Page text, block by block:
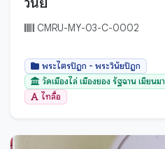
CMRU-MY-03-C-0002
พระไตรปิฎก - พระวินัยปิฎก
วัดเมืองไล่ เมืองยอง รัฐฉาน เมียนมา
ไทลื้อ